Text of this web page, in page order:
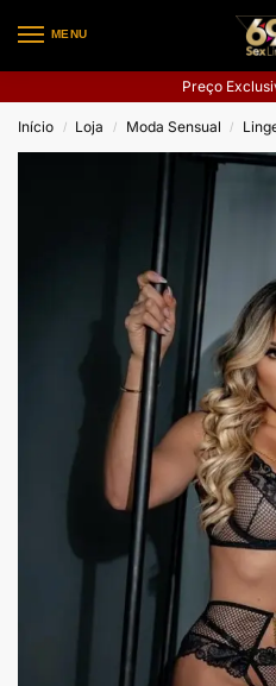
MENU
Preço
Início / Loja / Moda Sensual /